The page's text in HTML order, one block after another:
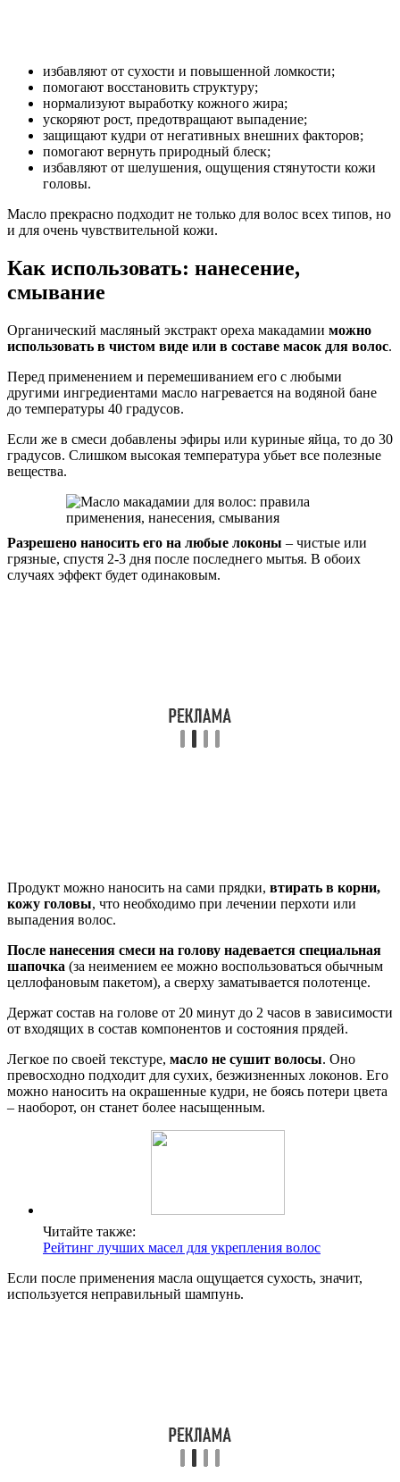
избавляют от сухости и повышенной ломкости;
помогают восстановить структуру;
нормализуют выработку кожного жира;
ускоряют рост, предотвращают выпадение;
защищают кудри от негативных внешних факторов;
помогают вернуть природный блеск;
избавляют от шелушения, ощущения стянутости кожи
головы.
Масло прекрасно подходит не только для волос всех типов, но
и для очень чувствительной кожи.
Как использовать: нанесение,
смывание
Органический масляный экстракт ореха макадамии можно
использовать в чистом виде или в составе масок для волос.
Перед применением и перемешиванием его с любыми
другими ингредиентами масло нагревается на водяной бане
до температуры 40 градусов.
Если же в смеси добавлены эфиры или куриные яйца, то до 30
градусов. Слишком высокая температура убьет все полезные
вещества.
Разрешено наносить его на любые локоны – чистые или
грязные, спустя 2-3 дня после последнего мытья. В обоих
случаях эффект будет одинаковым.
Продукт можно наносить на сами прядки, втирать в корни,
кожу головы, что необходимо при лечении перхоти или
выпадения волос.
После нанесения смеси на голову надевается специальная
шапочка (за неимением ее можно воспользоваться обычным
целлофановым пакетом), а сверху заматывается полотенце.
Держат состав на голове от 20 минут до 2 часов в зависимости
от входящих в состав компонентов и состояния прядей.
Легкое по своей текстуре, масло не сушит волосы. Оно
превосходно подходит для сухих, безжизненных локонов. Его
можно наносить на окрашенные кудри, не боясь потери цвета
– наоборот, он станет более насыщенным.
Читайте также:
Рейтинг лучших масел для укрепления волос
Если после применения масла ощущается сухость, значит,
используется неправильный шампунь.